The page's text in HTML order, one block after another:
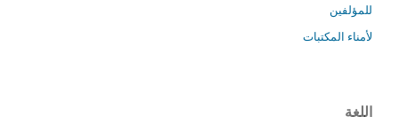
للمؤلفين
لأمناء المكتبات
اللغة